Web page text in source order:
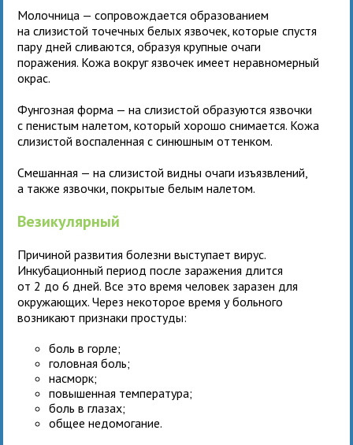
Молочница — сопровождается образованием
на слизистой точечных белых язвочек, которые спустя
пару дней сливаются, образуя крупные очаги
поражения. Кожа вокруг язвочек имеет неравномерный
окрас.
Фунгозная форма — на слизистой образуются язвочки
с пенистым налетом, который хорошо снимается. Кожа
слизистой воспаленная с синюшным оттенком.
Смешанная — на слизистой видны очаги изъязвлений,
а также язвочки, покрытые белым налетом.
Везикулярный
Причиной развития болезни выступает вирус.
Инкубационный период после заражения длится
от 2 до 6 дней. Все это время человек заразен для
окружающих. Через некоторое время у больного
возникают признаки простуды:
боль в горле;
головная боль;
насморк;
повышенная температура;
боль в глазах;
общее недомогание.